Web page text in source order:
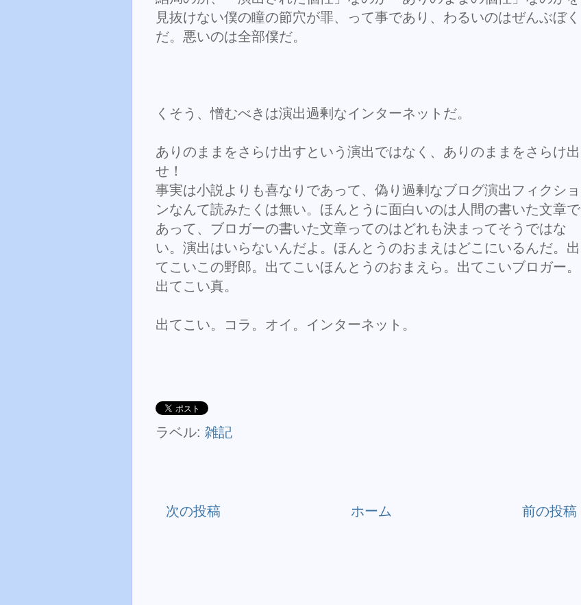
見抜けない僕の瞳の節穴が罪、って事であり、わるいのはぜんぶぼく
だ。悪いのは全部僕だ。
くそう、憎むべきは演出過剰なインターネットだ。
ありのままをさらけ出すという演出ではなく、ありのままをさらけ出
せ！
事実は小説よりも喜なりであって、偽り過剰なブログ演出フィクショ
ンなんて読みたくは無い。ほんとうに面白いのは人間の書いた文章で
あって、ブロガーの書いた文章ってのはどれも決まってそうではな
い。演出はいらないんだよ。ほんとうのおまえはどこにいるんだ。出
てこいこの野郎。出てこいほんとうのおまえら。出てこいブロガー。
出てこい真。
出てこい。コラ。オイ。インターネット。
ラベル: 雑記
次の投稿 前の投稿
ホーム